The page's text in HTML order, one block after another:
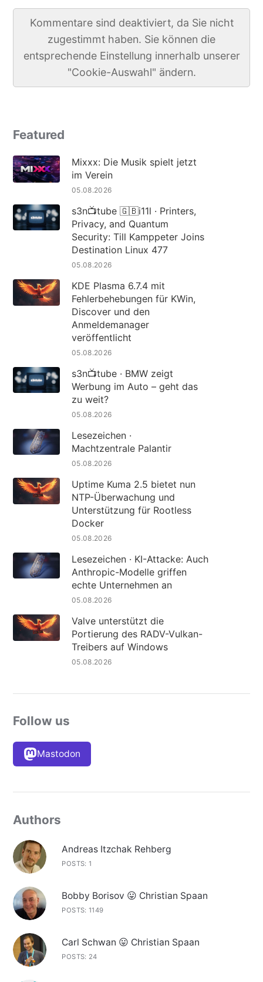
Kommentare sind deaktiviert, da Sie nicht
zugestimmt haben. Sie können die
entsprechende Einstellung innerhalb unserer
"Cookie-Auswahl" ändern.
Featured
Mixxx: Die Musik spielt jetzt
im Verein
05.08.2026
s3n📺tube 🇬🇧i11l · Printers,
Privacy, and Quantum
Security: Till Kamppeter Joins
Destination Linux 477
05.08.2026
KDE Plasma 6.7.4 mit
Fehlerbehebungen für KWin,
Discover und den
Anmeldemanager
veröffentlicht
05.08.2026
s3n📺tube · BMW zeigt
Werbung im Auto – geht das
zu weit?
05.08.2026
Lesezeichen ·
Machtzentrale Palantir
05.08.2026
Uptime Kuma 2.5 bietet nun
NTP-Überwachung und
Unterstützung für Rootless
Docker
05.08.2026
Lesezeichen · KI-Attacke: Auch
Anthropic-Modelle griffen
echte Unternehmen an
05.08.2026
Valve unterstützt die
Portierung des RADV-Vulkan-
Treibers auf Windows
05.08.2026
Follow us
Mastodon
Authors
Andreas Itzchak Rehberg
POSTS: 1
Bobby Borisov 😛 Christian Spaan
POSTS: 1149
Carl Schwan 😛 Christian Spaan
POSTS: 24